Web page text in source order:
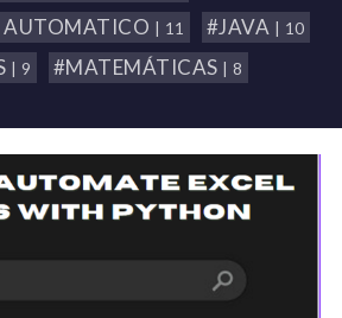
AUTOMATICO | 11 #JAVA | 10
| 9 #MATEMÁTICAS | 8